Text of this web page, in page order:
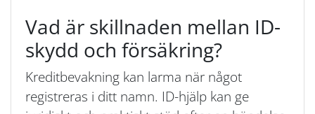
Vad är skillnaden mellan ID-
skydd och försäkring?
Kreditbevakning kan larma när något
registreras i ditt namn. ID-hjälp kan ge